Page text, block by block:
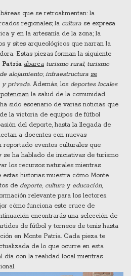
que se retroalimentan: la
regionales; la cultura se expresa
y en la artesanía de la zona; la
y sites arqueológicos que narran la
Estas piezas forman la siguiente
Patria abarca turismo rural; turismo
alojamiento; infraestructura se
y privada. Además, los deportes locales
potencian la salud de la comunidad.
sido escenario de varias noticias que
la victoria de equipos de fútbol
del deporte, hasta la llegada de
a docentes con nuevas
reportado eventos culturales que
se ha hablado de iniciativas de turismo
los recursos naturales mientras
historias muestra cómo Monte
de deporte, cultura y educación,
relevante para los lectores.
cómo funciona este cruce de
encontrarás una selección de
de fútbol y torneos de tenis hasta
en Monte Patria. Cada pieza te
de lo que ocurre en esta
día con la realidad local mientras